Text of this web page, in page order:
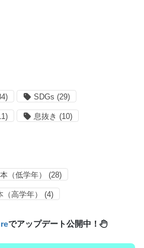
SDGs (29)
息抜き (10)
（低学年） (28)
（高学年） (4)
でアップデート公開中！